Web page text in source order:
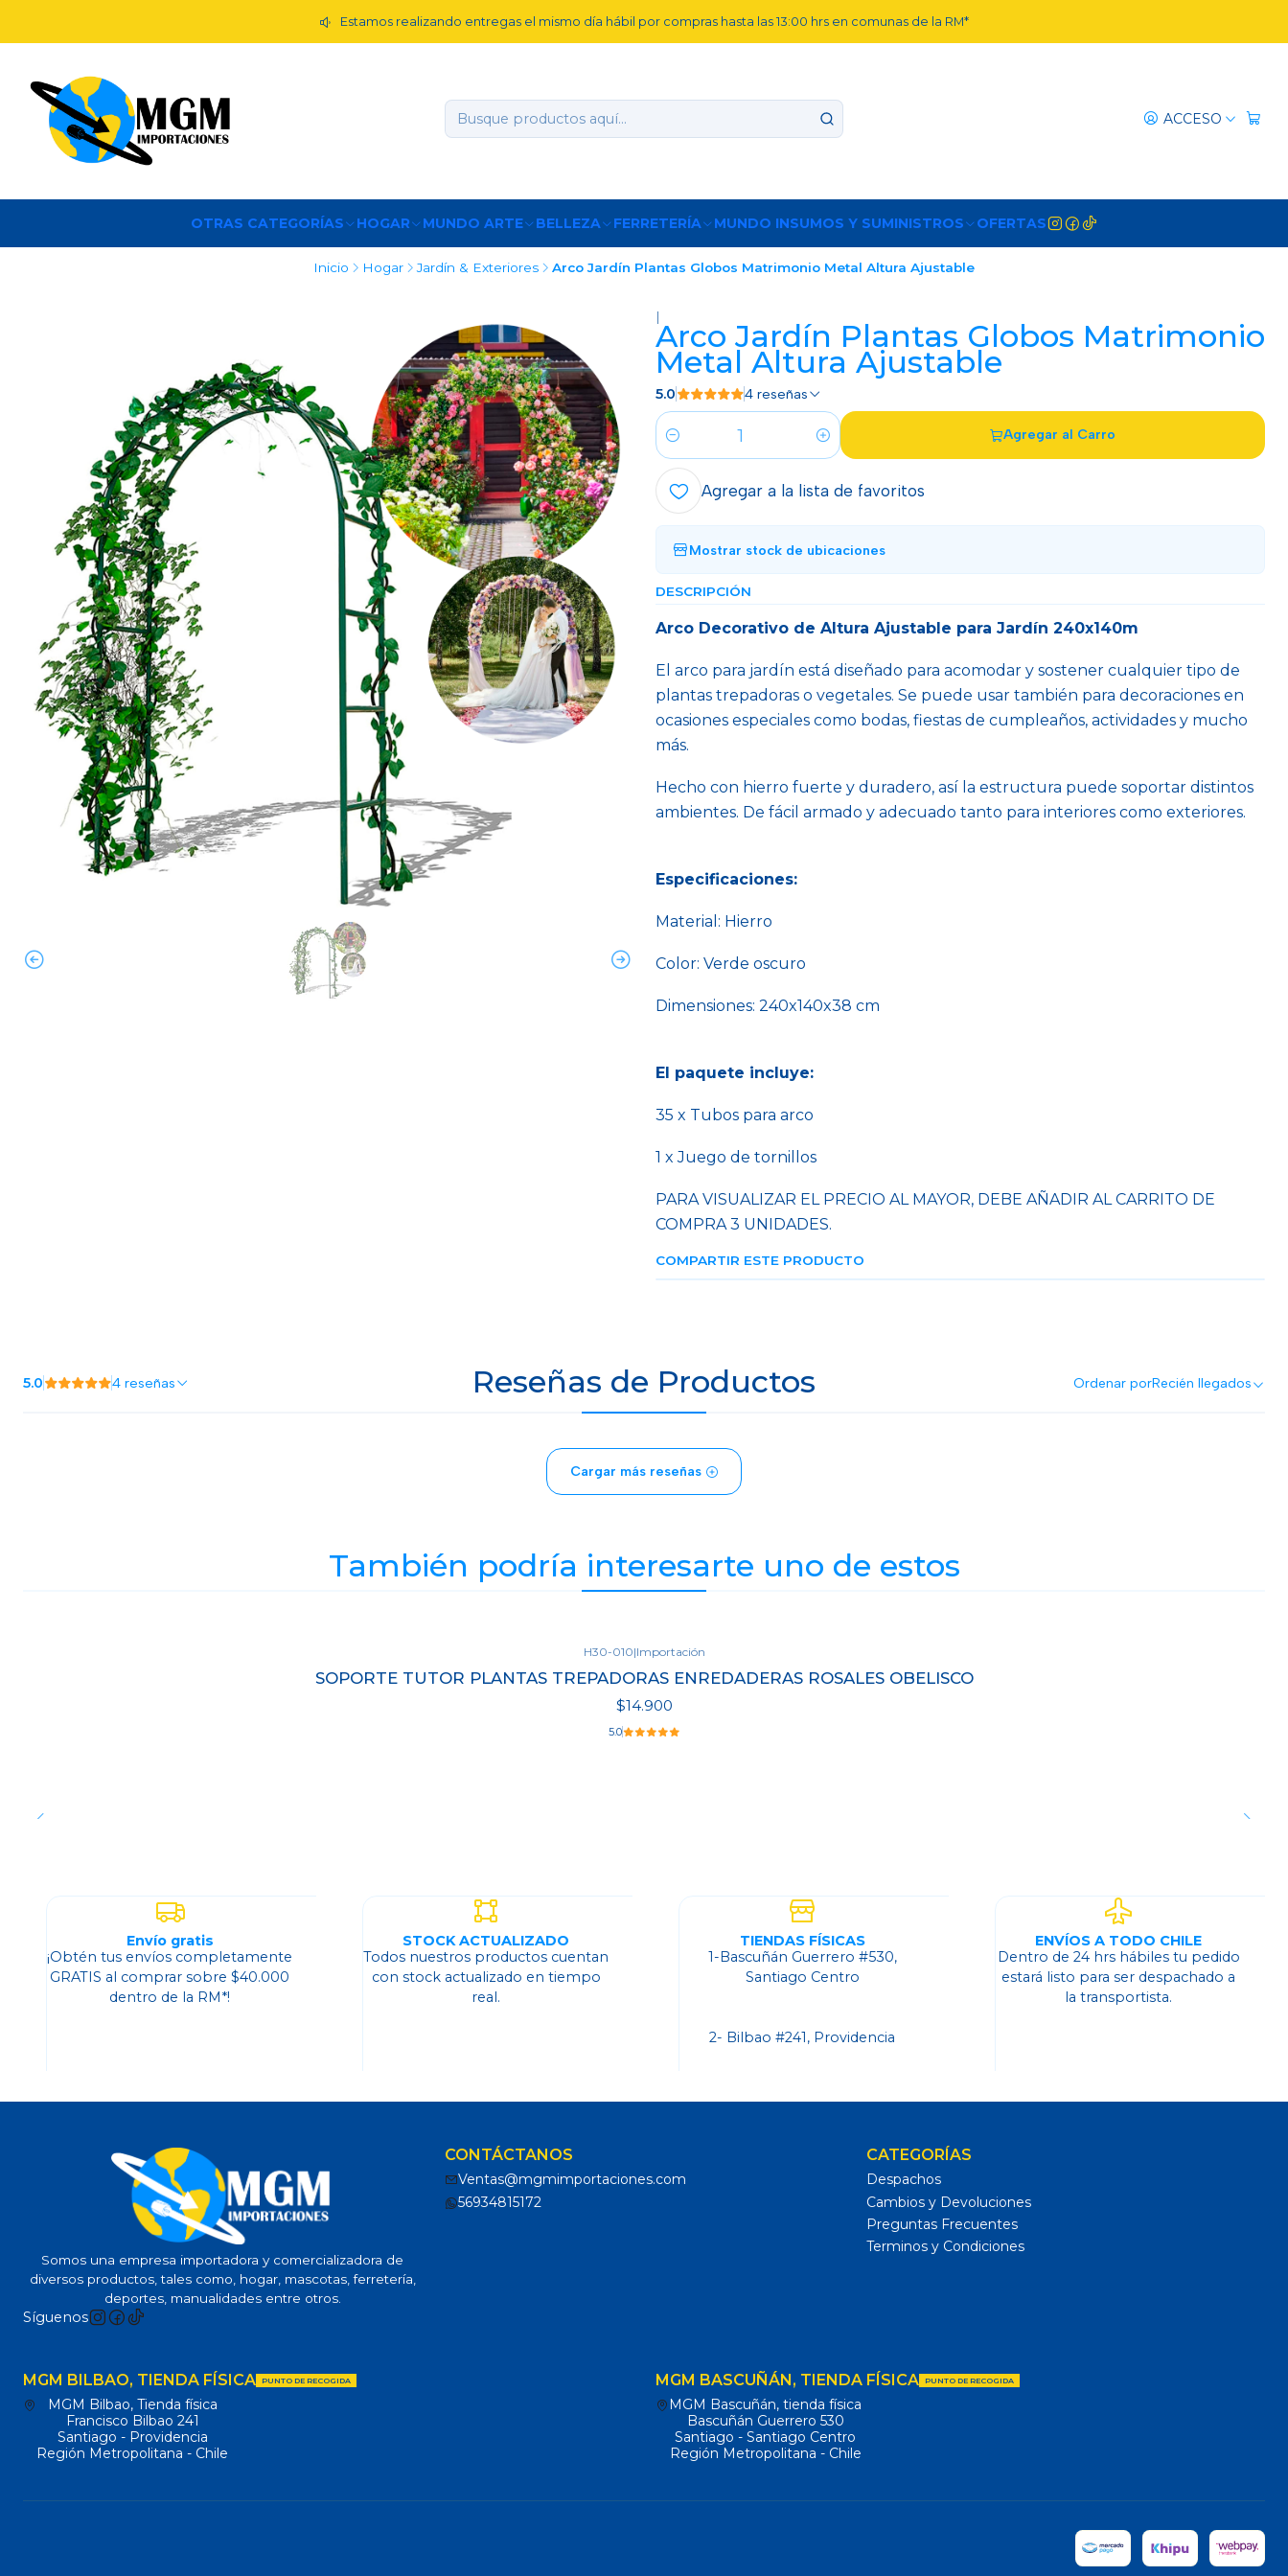
ACCESO
OTRAS CATEGORÍAS HOGAR MUNDO ARTE BELLEZA FERRETERÍA MUNDO INSUMOS Y SUMINISTROS OFERTAS
Estamos realizando entregas el mismo día hábil por compras hasta las 13:00 hrs en comunas de la RM*
Inicio Hogar Jardín & Exteriores Arco Jardín Plantas Globos Matrimonio Metal Altura Ajustable
|
Arco Jardín Plantas Globos Matrimonio
Metal Altura Ajustable
5.0 4 reseñas
Cantidad
Agregar al Carro
Agregar a la lista de favoritos
Mostrar stock de ubicaciones
DESCRIPCIÓN
Arco Decorativo de Altura Ajustable para Jardín 240x140m
El arco para jardín está diseñado para acomodar y sostener cualquier tipo de
plantas trepadoras o vegetales. Se puede usar también para decoraciones en
ocasiones especiales como bodas, fiestas de cumpleaños, actividades y mucho
más.
Hecho con hierro fuerte y duradero, así la estructura puede soportar distintos
ambientes. De fácil armado y adecuado tanto para interiores como exteriores.
Especificaciones:
Material: Hierro
Color: Verde oscuro
Dimensiones: 240x140x38 cm
El paquete incluye:
35 x Tubos para arco
1 x Juego de tornillos
PARA VISUALIZAR EL PRECIO AL MAYOR, DEBE AÑADIR AL CARRITO DE
COMPRA 3 UNIDADES.
COMPARTIR ESTE PRODUCTO
Reseñas de Productos
5.0 4 reseñas Ordenar porRecién llegados
Cargar más reseñas
También podría interesarte uno de estos
H30-010|Importación
SOPORTE TUTOR PLANTAS TREPADORAS ENREDADERAS ROSALES OBELISCO
$14.900
5.0
Envío gratis
¡Obtén tus envíos completamente
GRATIS al comprar sobre $40.000
dentro de la RM*!
STOCK ACTUALIZADO
Todos nuestros productos cuentan
con stock actualizado en tiempo
real.
TIENDAS FÍSICAS
1-Bascuñán Guerrero #530,
Santiago Centro
2- Bilbao #241, Providencia
ENVÍOS A TODO CHILE
Dentro de 24 hrs hábiles tu pedido
estará listo para ser despachado a
la transportista.
Somos una empresa importadora y comercializadora de
diversos productos, tales como, hogar, mascotas, ferretería,
deportes, manualidades entre otros.
Síguenos
CONTÁCTANOS
Ventas@mgmimportaciones.com
56934815172
CATEGORÍAS
Despachos
Cambios y Devoluciones
Preguntas Frecuentes
Terminos y Condiciones
MGM BILBAO, TIENDA FÍSICA PUNTO DE RECOGIDA
MGM Bilbao, Tienda física
Francisco Bilbao 241
Santiago - Providencia
Región Metropolitana - Chile
MGM BASCUÑÁN, TIENDA FÍSICA PUNTO DE RECOGIDA
MGM Bascuñán, tienda física
Bascuñán Guerrero 530
Santiago - Santiago Centro
Región Metropolitana - Chile